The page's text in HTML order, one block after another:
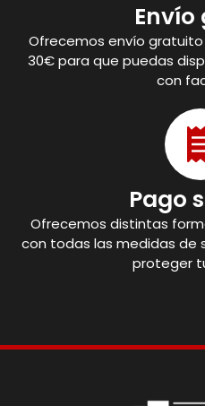
Ofrecemos envío
30€ para que puedas
con
Pago
Ofrecemos distintas
con todas las medidas de
proteger